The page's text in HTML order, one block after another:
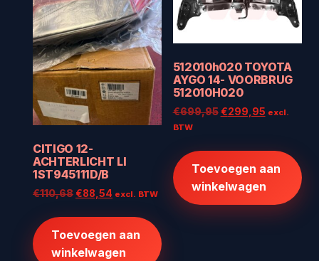
CITIGO 12-
ACHTERLICHT LI
1ST945111D/B
€110,68Oorspronkelijke
€110,68.
€88,54 Huidige
€88,54.
excl. BTW
Toevoegen aan
winkelwagen
512010h020 TOYOTA
AYGO 14- VOORBRUG
512010H020
€699,95 Oorspronkelijke
€299,95Huidige
€299,95.
excl.
BTW
Toevoegen aan
winkelwagen